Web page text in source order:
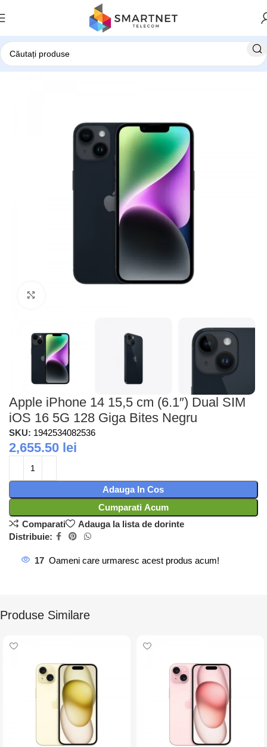
Prima pagină Telefoane
Apple iPhone 14 15,5 cm (6.1″) Dual SIM
iOS 16 5G 128 Giga Bites Negru
SKU: 1942534082536
2,655.50 lei
Adauga In Cos
Cumparati Acum
Comparati
Adauga la lista de dorinte
Distribuie:
17 Oameni care urmaresc acest produs acum!
Produse Similare